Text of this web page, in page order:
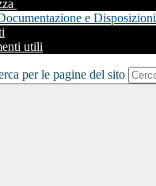
e Disposizioni
utili
per le pagine del sito